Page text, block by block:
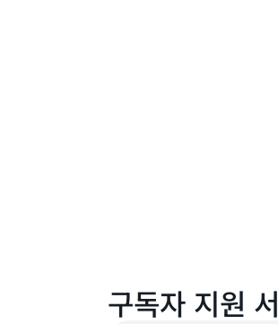
구독자 지원